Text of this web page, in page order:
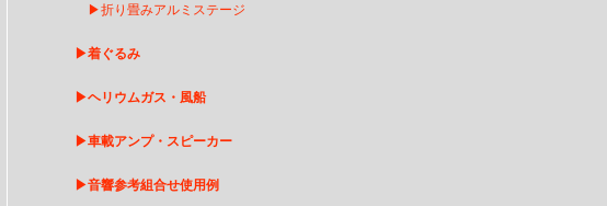
▶折り畳みアルミステージ
▶着ぐるみ
▶ヘリウムガス・風船
▶車載アンプ・スピーカー
▶音響参考組合せ使用例